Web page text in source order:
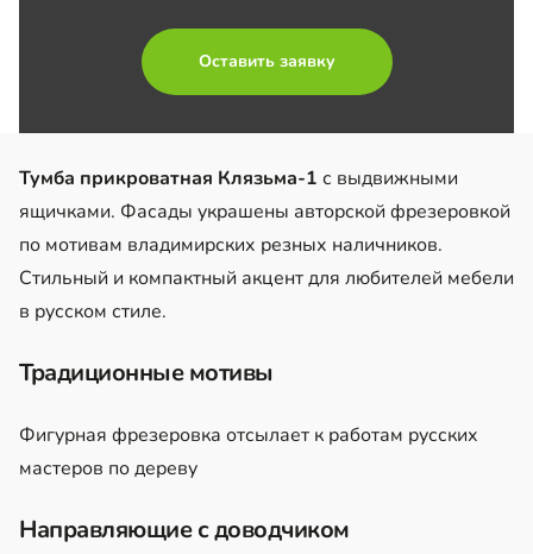
Оставить заявку
Тумба прикроватная Клязьма-1 с выдвижными
ящичками. Фасады украшены авторской фрезеровкой
по мотивам владимирских резных наличников.
Стильный и компактный акцент для любителей мебели
в русском стиле.
Традиционные мотивы
Фигурная фрезеровка отсылает к работам русских
мастеров по дереву
Направляющие с доводчиком